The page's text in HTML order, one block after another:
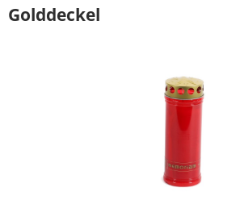
Golddeckel